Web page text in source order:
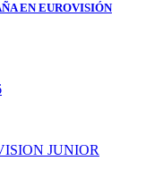
EN EUROVISIÓN
JUNIOR